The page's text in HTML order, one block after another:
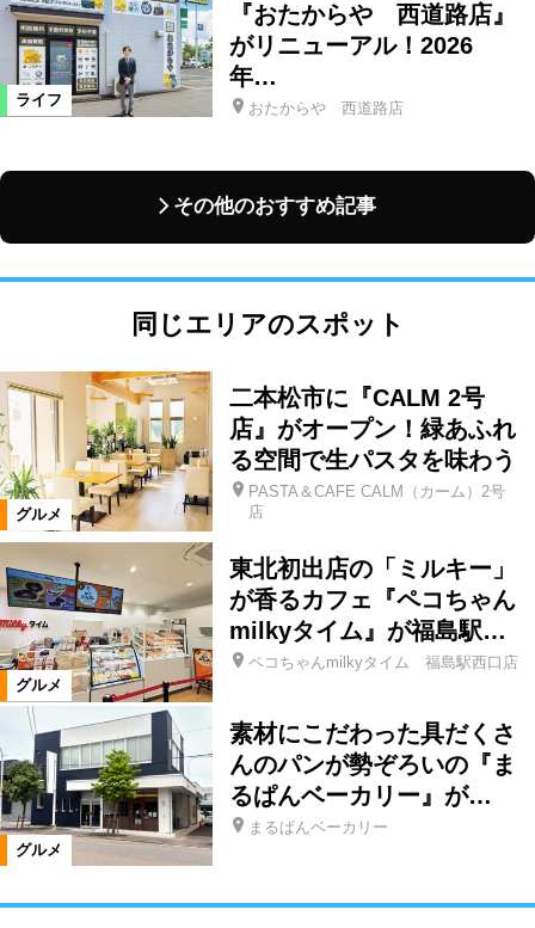
ライフ
『おたからや 西道路店』
がリニューアル！2026
年…
おたからや 西道路店
その他のおすすめ記事
同じエリアのスポット
グルメ
二本松市に『CALM 2号
店』がオープン！緑あふれ
る空間で生パスタを味わう
PASTA＆CAFE CALM（カーム）2号
店
グルメ
東北初出店の「ミルキー」
が香るカフェ『ペコちゃん
milkyタイム』が福島駅…
ペコちゃんmilkyタイム 福島駅西口店
グルメ
素材にこだわった具だくさ
んのパンが勢ぞろいの『ま
るぱんベーカリー』が…
まるぱんベーカリー